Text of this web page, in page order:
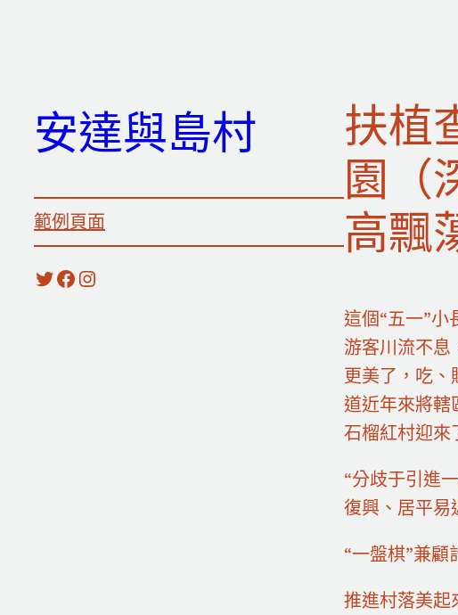
安達與島村
範例頁面
X Facebook Instagram
扶植
園（
高飄
這個“五一”
游客川流不息
更美了，吃、
道近年來將轄
石榴紅村迎來
“分歧于引進
復興、居平易
“一盤棋”兼
推進村落美起